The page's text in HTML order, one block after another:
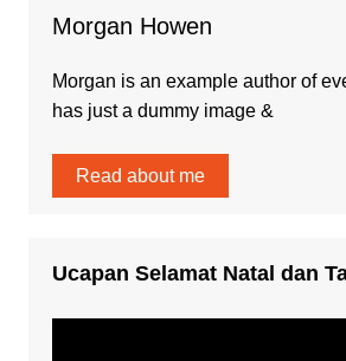
Morgan Howen
Morgan is an example author of
has just a dummy image &
Read about me
Ucapan Selamat Natal dan